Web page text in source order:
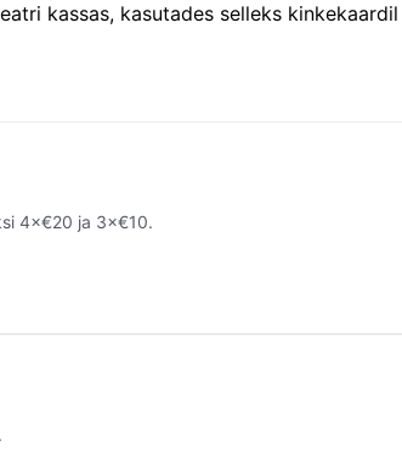
kassas, kasutades selleks
4×€20 ja 3×€10.